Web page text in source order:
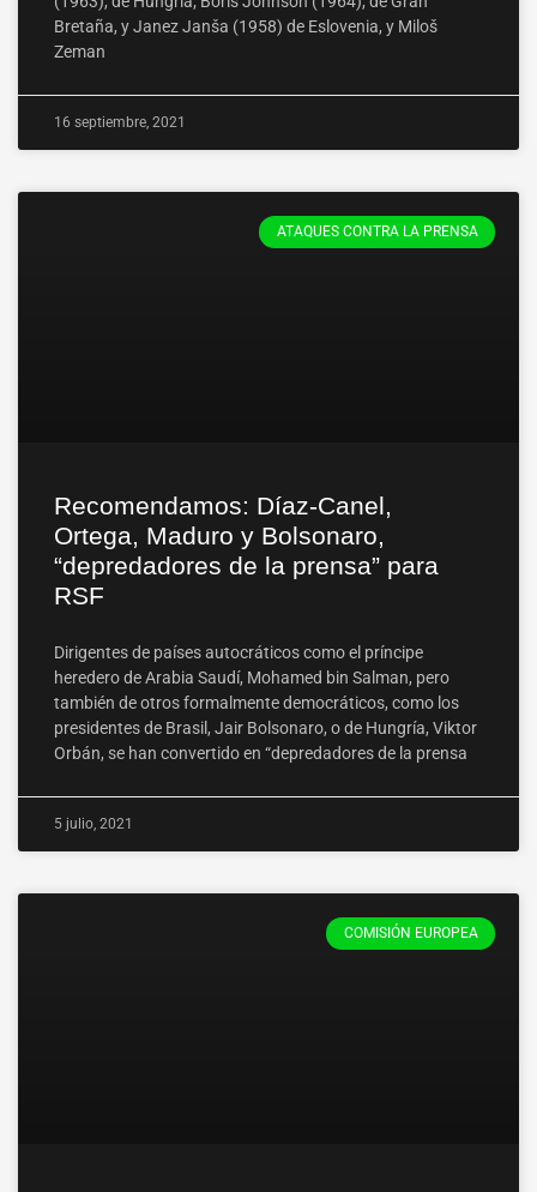
Bretaña, y Janez Janša (1958) de Eslovenia, y Miloš
Zeman
16 septiembre, 2021
ATAQUES CONTRA LA PRENSA
Recomendamos: Díaz-Canel,
Ortega, Maduro y Bolsonaro,
“depredadores de la prensa” para
RSF
Dirigentes de países autocráticos como el príncipe
heredero de Arabia Saudí, Mohamed bin Salman, pero
también de otros formalmente democráticos, como los
presidentes de Brasil, Jair Bolsonaro, o de Hungría, Viktor
Orbán, se han convertido en “depredadores de la prensa
5 julio, 2021
COMISIÓN EUROPEA